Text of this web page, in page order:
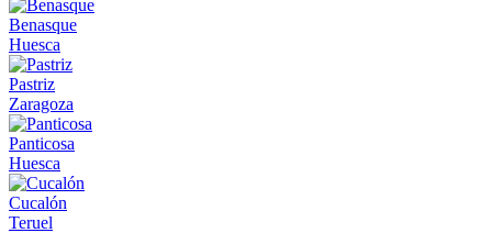
Benasque
Huesca
Pastriz
Zaragoza
Panticosa
Huesca
Cucalón
Teruel